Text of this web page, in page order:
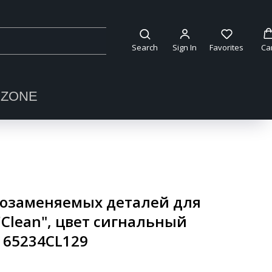
Search Sign In Favorites
деталей для
цвет сигнальный